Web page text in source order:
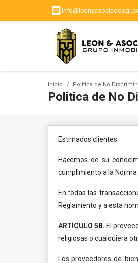
Inicio Politica de No
Politica de No
Estimados clientes.
Hacemos de su
cumplimiento a la Norma
En todas las
Reglamento y a esta
ARTÍCULO 58. El
religiosas o cualquiera
Los proveedores de